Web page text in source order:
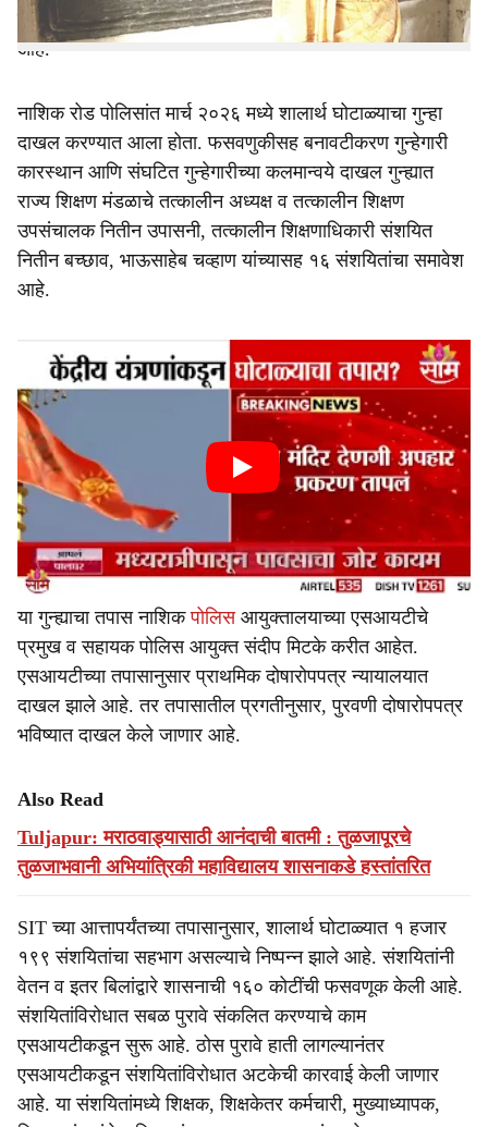
केले आहे. या खटल्याची पहिली सुनावणी शुक्रवार (३ जुलै) होणार
आहे.
नाशिक रोड पोलिसांत मार्च २०२६ मध्ये शालार्थ घोटाळ्याचा गुन्हा
दाखल करण्यात आला होता. फसवणुकीसह बनावटीकरण गुन्हेगारी
कारस्थान आणि संघटित गुन्हेगारीच्या कलमान्वये दाखल गुन्ह्यात
राज्य शिक्षण मंडळाचे तत्कालीन अध्यक्ष व तत्कालीन शिक्षण
उपसंचालक नितीन उपासनी, तत्कालीन शिक्षणाधिकारी संशयित
नितीन बच्छाव, भाऊसाहेब चव्हाण यांच्यासह १६ संशयितांचा समावेश
आहे.
या गुन्ह्याचा तपास नाशिकपोलिसआयुक्तालयाच्या एसआयटीचे
प्रमुख व सहायक पोलिस आयुक्त संदीप मिटके करीत आहेत.
एसआयटीच्या तपासानुसार प्राथमिक दोषारोपपत्र न्यायालयात
दाखल झाले आहे. तर तपासातील प्रगतीनुसार, पुरवणी दोषारोपपत्र
भविष्यात दाखल केले जाणार आहे.
Also Read
Tuljapur: मराठवाड्यासाठी आनंदाची बातमी : तुळजापूरचे
तुळजाभवानी अभियांत्रिकी महाविद्यालय शासनाकडे हस्तांतरित
SIT च्या आत्तापर्यंतच्या तपासानुसार, शालार्थ घोटाळ्यात १ हजार
१९९ संशयितांचा सहभाग असल्याचे निष्पन्न झाले आहे. संशयितांनी
वेतन व इतर बिलांद्वारे शासनाची १६० कोटींची फसवणूक केली आहे.
संशयितांविरोधात सबळ पुरावे संकलित करण्याचे काम
एसआयटीकडून सुरू आहे. ठोस पुरावे हाती लागल्यानंतर
एसआयटीकडून संशयितांविरोधात अटकेची कारवाई केली जाणार
आहे. या संशयितांमध्ये शिक्षक, शिक्षकेतर कर्मचारी, मुख्याध्यापक,